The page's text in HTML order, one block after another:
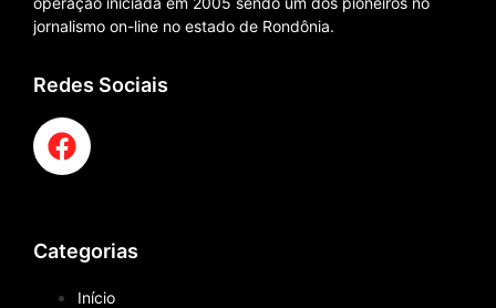
jornalismo on-line no estado de Rondônia.
Redes Sociais
Categorias
Início